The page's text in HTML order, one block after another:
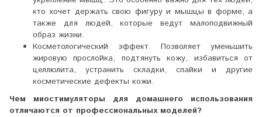
кто хочет держать свою фигуру и мышцы в форме, а
также для людей, которые ведут малоподвижный
образ жизни.
Косметологический эффект. Позволяет уменьшить
жировую прослойка, подтянуть кожу, избавиться от
целлюлита, устранить складки, спайки и другие
косметические дефекты кожи.
Чем миостимуляторы для домашнего использования
отличаются от профессиональных моделей?